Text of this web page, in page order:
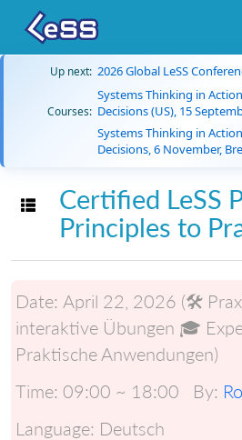
Up next: 2026 Global LeSS
Courses:
Systems Thinking in
Decisions (US), 15
Systems Thinking in
Decisions, 6 November,
Toggle navigation
Certified LeSS
Principles to
Date: April 22, 2026 (🛠️
interaktive Übungen 🎓
Praktische Anwendungen)
Time: 09:00 ~ 18:00 By:
Language: Deutsch